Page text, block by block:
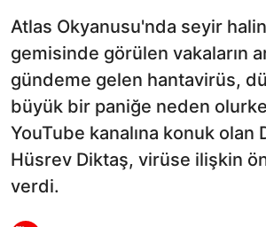
Atlas Okyanusu'nda seyir
gemisinde görülen vakaların
gündeme gelen hantavirüs,
büyük bir paniğe neden
YouTube kanalına konuk olan
Hüsrev Diktaş, virüse ilişkin
verdi.